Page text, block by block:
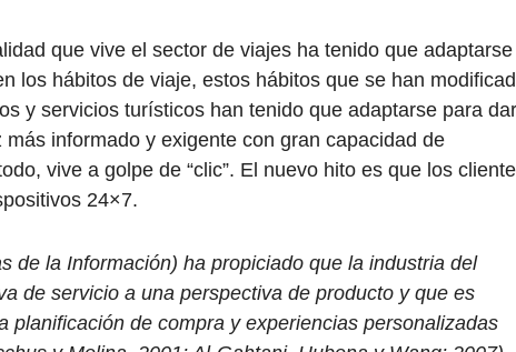
que vive el sector de viajes ha tenido que adaptarse
los hábitos de viaje, estos hábitos que se han
y servicios turísticos han tenido que adaptarse para dar
informado y exigente con gran capacidad de
vive a golpe de “clic”. El nuevo hito es que los
24×7.
de la Información) ha propiciado que la industria del
de servicio a una perspectiva de producto y que es
planificación de compra y experiencias personalizadas